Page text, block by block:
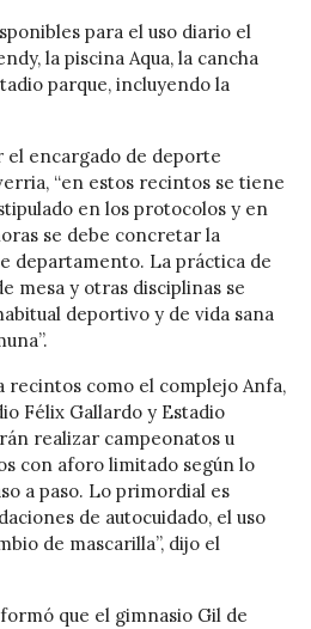
para el uso diario el
la piscina Aqua, la cancha
parque, incluyendo la
encargado de deporte
“en estos recintos se tiene
en los protocolos y en
se debe concretar la
departamento. La práctica de
mesa y otras disciplinas se
deportivo y de vida sana
recintos como el complejo Anfa,
Félix Gallardo y Estadio
realizar campeonatos u
con aforo limitado según lo
a paso. Lo primordial es
de autocuidado, el uso
de mascarilla”, dijo el
que el gimnasio Gil de